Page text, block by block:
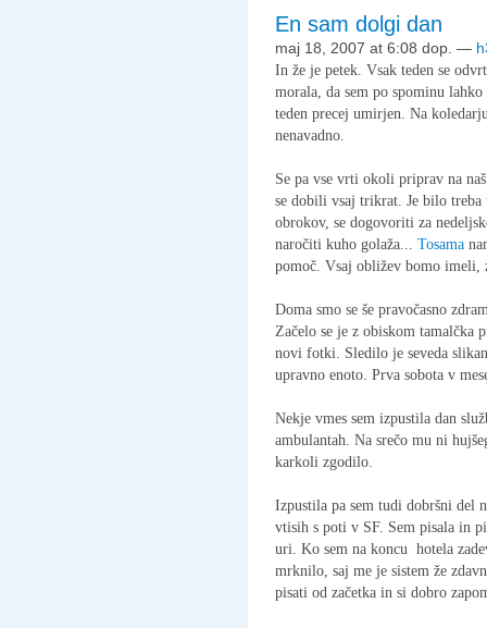
En sam dolgi dan
maj 18, 2007 at 6:08 dop. —
In že je petek. Vsak teden se
morala, da sem po spominu
teden precej umirjen. Na
nenavadno.
Se pa vse vrti okoli priprav na
se dobili vsaj trikrat. Je bilo
obrokov, se dogovoriti za
naročiti kuho golaža... Tosama
pomoč. Vsaj obližev bomo imeli,
Doma smo se še pravočasno
Začelo se je z obiskom tamalčka
novi fotki. Sledilo je seveda
upravno enoto. Prva sobota v
Nekje vmes sem izpustila dan
ambulantah. Na srečo mu ni
karkoli zgodilo.
Izpustila pa sem tudi dobršni del
vtisih s poti v SF. Sem pisala in
uri. Ko sem na koncu hotela
mrknilo, saj me je sistem že
pisati od začetka in si dobro